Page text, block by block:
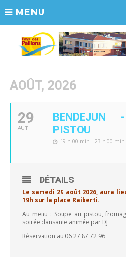
MENU
AOÛT, 2026
29
AUT
PISTOU
19 h 00 min - 23 h 00 min
DÉTAILS
Le samedi 29 août 2026, aura
19h sur la place Raiberti.
Au menu : Soupe au pistou,
soirée dansante animée par DJ
Réservation au 06 27 87 72 96